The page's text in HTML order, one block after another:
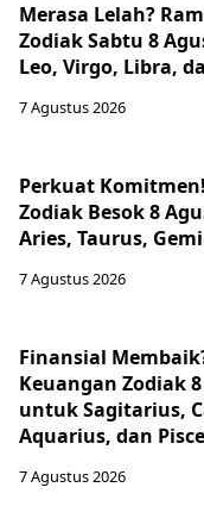
Merasa Lelah?
Zodiak Sabtu 8
Leo, Virgo, Libra,
7 Agustus 2026
Perkuat
Zodiak Besok 8
Aries, Taurus,
7 Agustus 2026
Finansial
Keuangan Zodiak
untuk Sagitarius,
Aquarius, dan
7 Agustus 2026